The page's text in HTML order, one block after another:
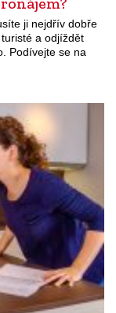
ji nejdřív dobře
a odjíždět
Podívejte se na